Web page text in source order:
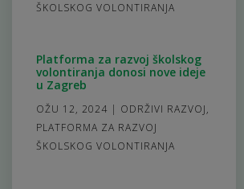
ŠKOLSKOG VOLONTIRANJA
Platforma za razvoj školskog
volontiranja donosi nove ideje
u Zagreb
OŽU 12, 2024 | ODRŽIVI RAZVOJ,
PLATFORMA ZA RAZVOJ
ŠKOLSKOG VOLONTIRANJA